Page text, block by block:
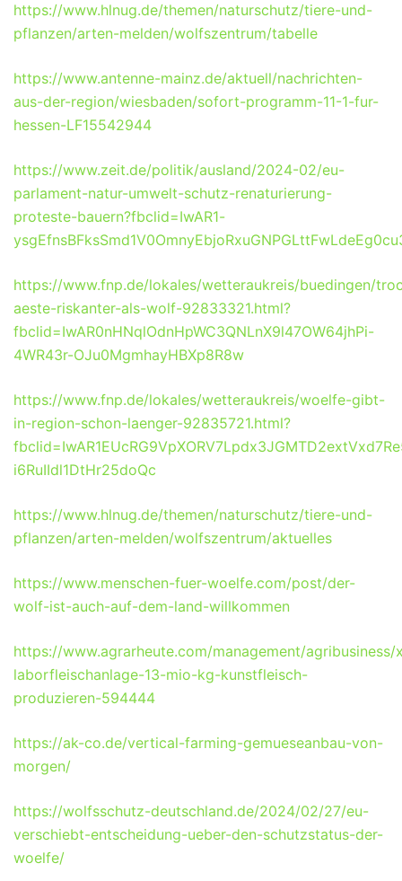
https://www.hlnug.de/themen/naturschutz/tiere-und-
pflanzen/arten-melden/wolfszentrum/tabelle
https://www.antenne-mainz.de/aktuell/nachrichten-
aus-der-region/wiesbaden/sofort-programm-11-1-fur-
hessen-LF15542944
https://www.zeit.de/politik/ausland/2024-02/eu-
parlament-natur-umwelt-schutz-renaturierung-
proteste-bauern?fbclid=IwAR1-
https://www.fnp.de/lokales/wetteraukreis/buedingen/
aeste-riskanter-als-wolf-92833321.html?
fbclid=IwAR0nHNqlOdnHpWC3QNLnX9l47OW64jhPi-
4WR43r-OJu0MgmhayHBXp8R8w
https://www.fnp.de/lokales/wetteraukreis/woelfe-gibt-
in-region-schon-laenger-92835721.html?
i6RuIIdl1DtHr25doQc
https://www.hlnug.de/themen/naturschutz/tiere-und-
pflanzen/arten-melden/wolfszentrum/aktuelles
https://www.menschen-fuer-woelfe.com/post/der-
wolf-ist-auch-auf-dem-land-willkommen
https://www.agrarheute.com/management/agribusiness/
laborfleischanlage-13-mio-kg-kunstfleisch-
produzieren-594444
https://ak-co.de/vertical-farming-gemueseanbau-von-
morgen/
https://wolfsschutz-deutschland.de/2024/02/27/eu-
verschiebt-entscheidung-ueber-den-schutzstatus-der-
woelfe/